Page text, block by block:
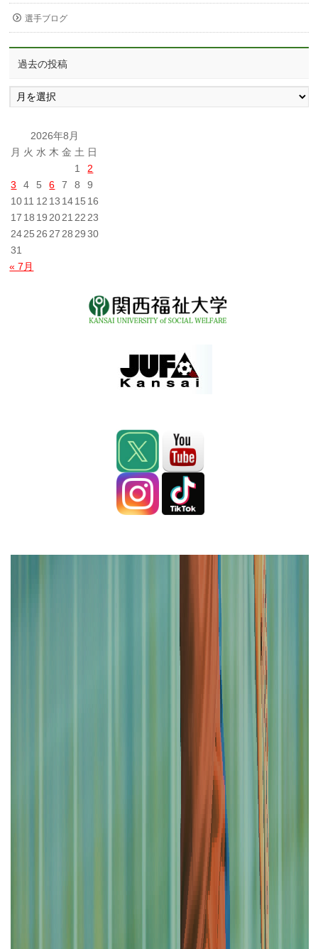
選手ブログ
過去の投稿
過
去
稿
2026年8月
月 火 水 木 金 土 日
1
2
3
4 5 6 7 8
9
1011 12 13 1415 16
17 18 19 2021 22 23
2425 26 27 28 29 30
31
« 7月